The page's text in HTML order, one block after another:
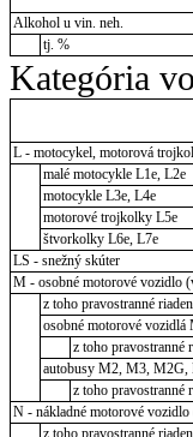
Alkohol u vin. neh.
tj. %
Kategória
L - motocykel, motorová
malé motocykle L1e, L2e
motocykle L3e, L4e
motorové trojkolky L5e
štvorkolky L6e, L7e
LS - snežný skúter
M - osobné motorové vozidlo
z toho pravostranné
osobné motorové
z toho pravostranné
autobusy M2, M3, M2G,
z toho pravostranné
N - nákladné motorové vozidlo
z toho pravostranné